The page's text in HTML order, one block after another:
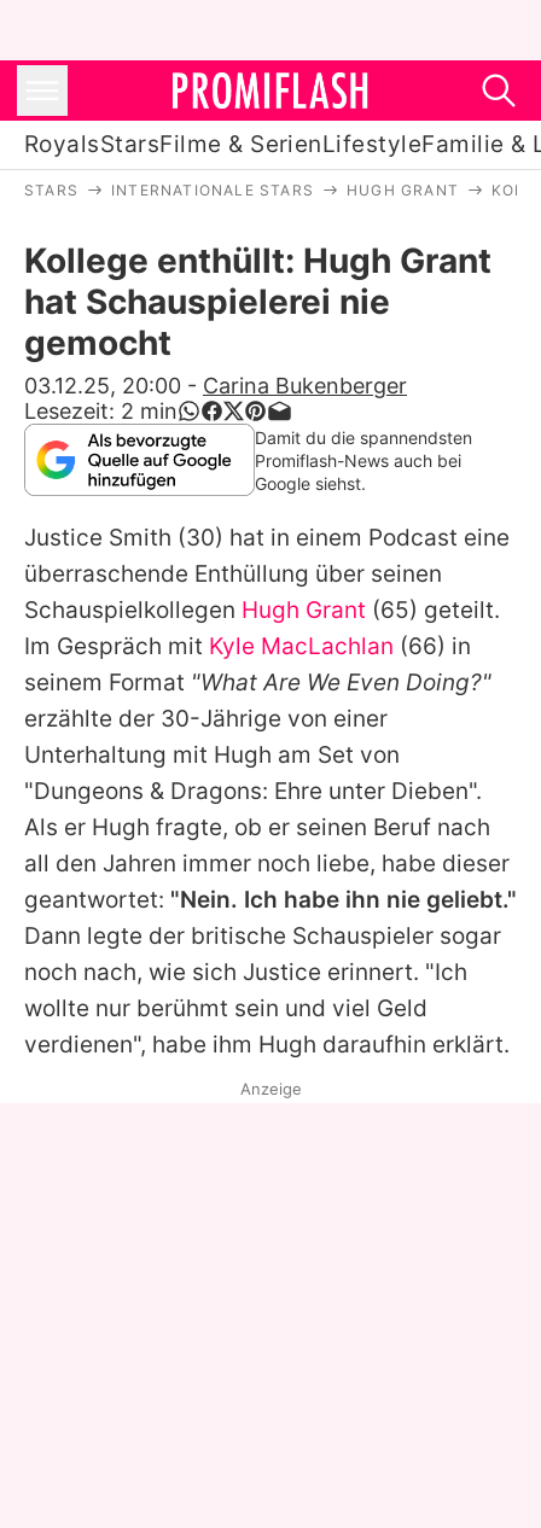
RoyalsStarsFilme & SerienLifestyleFamilie &
Stars
Filme & Serien
Lifestyle
Familie & Liebe
Promiflash Exklusiv
Alle Themen auf Promiflash
Jobs
App runterladen
Team
Redaktionelle Richtlinien
Impressum
Datenschutzerklärung
Utiq verwalten
STARS INTERNATIONALE STARS HUGH GRANT
Kollege enthüllt: Hugh Grant
hat Schauspielerei nie
gemocht
03.12.25, 20:00 - Carina Bukenberger
Lesezeit: 2 min
Damit du die spannendsten
Promiflash-News auch bei
Google siehst.
Justice Smith (30) hat in einem Podcast eine
überraschende Enthüllung über seinen
Schauspielkollegen Hugh Grant (65) geteilt.
Im Gespräch mit Kyle MacLachlan (66) in
seinem Format "What Are We Even Doing?"
erzählte der 30-Jährige von einer
Unterhaltung mit Hugh am Set von
"Dungeons & Dragons: Ehre unter Dieben".
Als er Hugh fragte, ob er seinen Beruf nach
all den Jahren immer noch liebe, habe dieser
geantwortet: "Nein. Ich habe ihn nie geliebt."
Dann legte der britische Schauspieler sogar
noch nach, wie sich Justice erinnert. "Ich
wollte nur berühmt sein und viel Geld
verdienen", habe ihm Hugh daraufhin erklärt.
Anzeige